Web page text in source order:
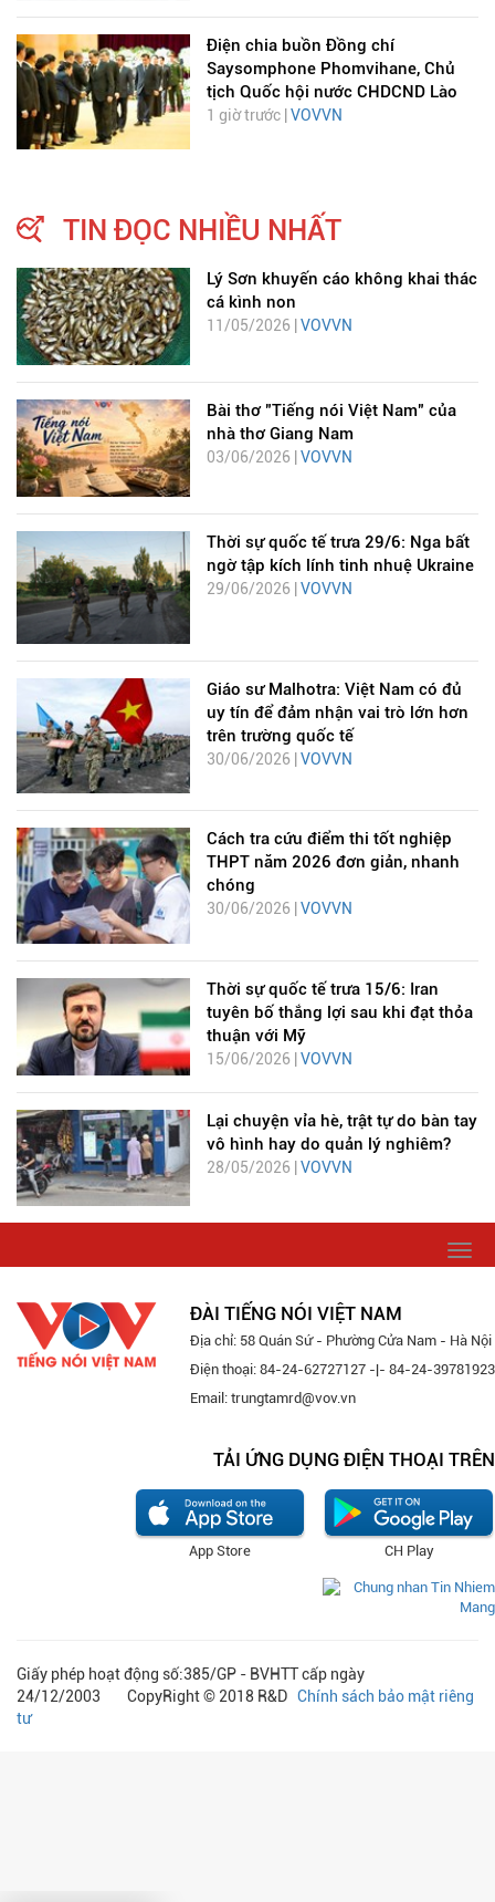
Điện chia buồn Đồng chí
Saysomphone Phomvihane, Chủ
tịch Quốc hội nước CHDCND Lào
1 giờ trước | VOVVN
TIN ĐỌC NHIỀU NHẤT
Lý Sơn khuyến cáo không khai thác
cá kình non
11/05/2026 | VOVVN
Bài thơ "Tiếng nói Việt Nam" của
nhà thơ Giang Nam
03/06/2026 | VOVVN
Thời sự quốc tế trưa 29/6: Nga bất
ngờ tập kích lính tinh nhuệ Ukraine
29/06/2026 | VOVVN
Giáo sư Malhotra: Việt Nam có đủ
uy tín để đảm nhận vai trò lớn hơn
trên trường quốc tế
30/06/2026 | VOVVN
Cách tra cứu điểm thi tốt nghiệp
THPT năm 2026 đơn giản, nhanh
chóng
30/06/2026 | VOVVN
Thời sự quốc tế trưa 15/6: Iran
tuyên bố thắng lợi sau khi đạt thỏa
thuận với Mỹ
15/06/2026 | VOVVN
Lại chuyện vỉa hè, trật tự do bàn tay
vô hình hay do quản lý nghiêm?
28/05/2026 | VOVVN
ĐÀI TIẾNG NÓI VIỆT NAM
Địa chỉ: 58 Quán Sứ - Phường Cửa Nam - Hà Nội
Điện thoại: 84-24-62727127 -|- 84-24-39781923
Email: trungtamrd@vov.vn
TẢI ỨNG DỤNG ĐIỆN THOẠI TRÊN
CH Play
App Store
Giấy phép hoạt động số:385/GP - BVHTT cấp ngày
24/12/2003 CopyRight © 2018 R&D Chính sách bảo mật riêng
tư